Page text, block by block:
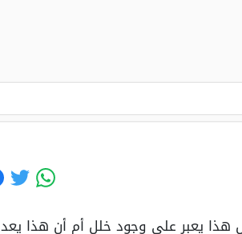
هذا يعبر على وجود خلل أم أن هذا يعد